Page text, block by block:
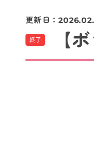
更新日：
終了 【